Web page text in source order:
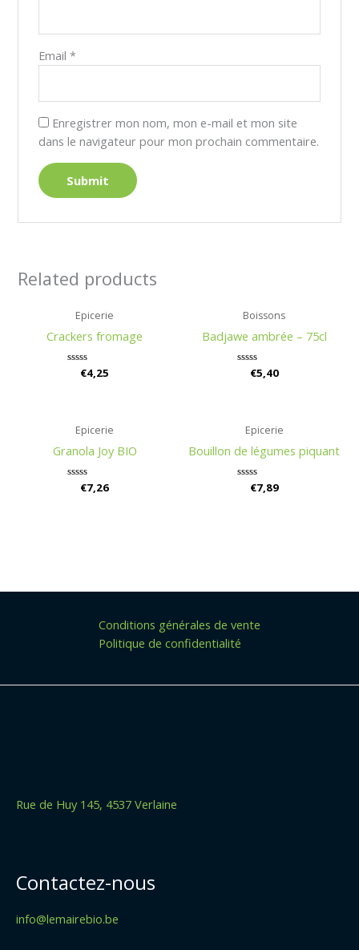
Email *
Enregistrer mon nom, mon e-mail et mon site
dans le navigateur pour mon prochain commentaire.
Related products
Epicerie
Crackers fromage
Rated
€4,25
Boissons
Badjawe ambrée – 75cl
Rated
€5,40
Epicerie
Granola Joy BIO
Rated
€7,26
Epicerie
Bouillon de légumes piquant
Rated
€7,89
Conditions générales de vente
Politique de confidentialité
Rue de Huy 145, 4537 Verlaine
Contactez-nous
info@lemairebio.be